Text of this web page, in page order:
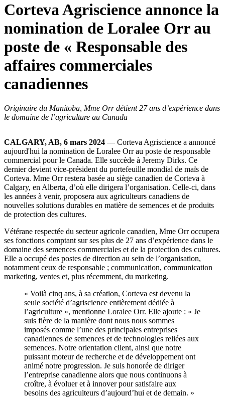
Corteva Agriscience annonce la
nomination de Loralee Orr au
poste de « Responsable des
affaires commerciales
canadiennes
Originaire du Manitoba, Mme Orr détient 27 ans d’expérience dans
le domaine de l’agriculture au Canada
CALGARY, AB, 6 mars 2024 — Corteva Agriscience a annoncé
aujourd'hui la nomination de Loralee Orr au poste de responsable
commercial pour le Canada. Elle succède à Jeremy Dirks. Ce
dernier devient vice-président du portefeuille mondial de maïs de
Corteva. Mme Orr restera basée au siège canadien de Corteva à
Calgary, en Alberta, d’où elle dirigera l’organisation. Celle-ci, dans
les années à venir, proposera aux agriculteurs canadiens de
nouvelles solutions durables en matière de semences et de produits
de protection des cultures.
Vétérane respectée du secteur agricole canadien, Mme Orr occupera
ses fonctions comptant sur ses plus de 27 ans d’expérience dans le
domaine des semences commerciales et de la protection des cultures.
Elle a occupé des postes de direction au sein de l’organisation,
notamment ceux de responsable ; communication, communication
marketing, ventes et, plus récemment, du marketing.
« Voilà cinq ans, à sa création, Corteva est devenu la
seule société d’agriscience entièrement dédiée à
l’agriculture », mentionne Loralee Orr. Elle ajoute : « Je
suis fière de la manière dont nous nous sommes
imposés comme l’une des principales entreprises
canadiennes de semences et de technologies reliées aux
semences. Notre orientation client, ainsi que notre
puissant moteur de recherche et de développement ont
animé notre progression. Je suis honorée de diriger
l’entreprise canadienne alors que nous continuons à
croître, à évoluer et à innover pour satisfaire aux
besoins des agriculteurs d’aujourd’hui et de demain. »